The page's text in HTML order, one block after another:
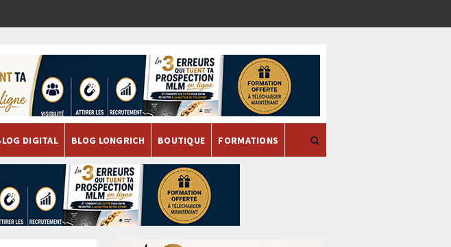
DIGITAL BLOG LONGRICH BOUTIQUE FORMATIONS